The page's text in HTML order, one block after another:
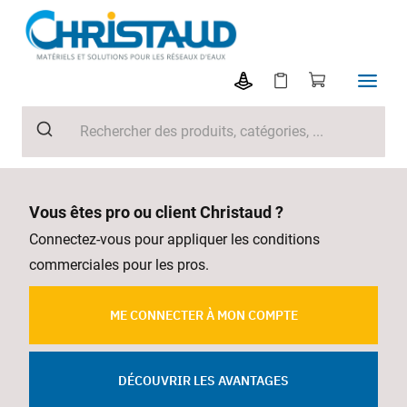
Vous êtes pro ou client Christaud ?
Connectez-vous pour appliquer les conditions
commerciales pour les pros.
ME CONNECTER À MON COMPTE
DÉCOUVRIR LES AVANTAGES